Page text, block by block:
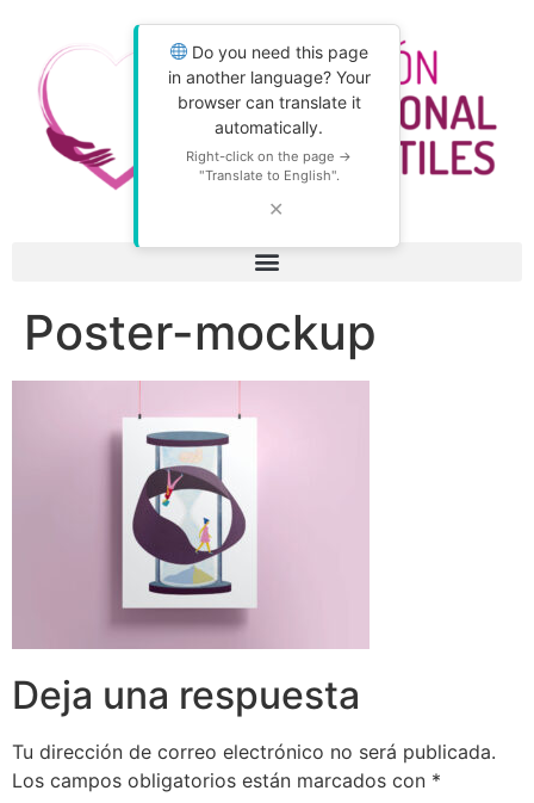
Do you need this page
in another language? Your
browser can translate it
automatically.
Right-click on the page →
"Translate to English".
✕
Poster-mockup
Deja una respuesta
Tu dirección de correo electrónico no será publicada.
Los campos obligatorios están marcados con *